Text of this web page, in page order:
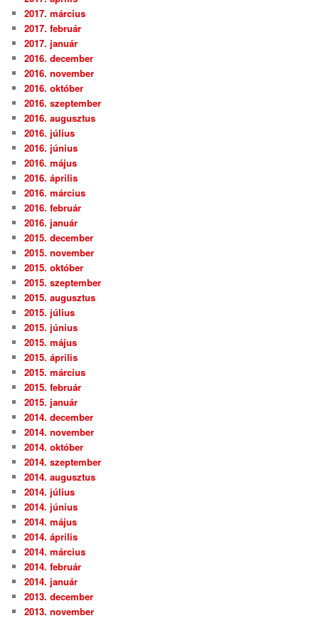
2017. március
2017. február
2017. január
2016. december
2016. november
2016. október
2016. szeptember
2016. augusztus
2016. július
2016. június
2016. május
2016. április
2016. március
2016. február
2016. január
2015. december
2015. november
2015. október
2015. szeptember
2015. augusztus
2015. július
2015. június
2015. május
2015. április
2015. március
2015. február
2015. január
2014. december
2014. november
2014. október
2014. szeptember
2014. augusztus
2014. július
2014. június
2014. május
2014. április
2014. március
2014. február
2014. január
2013. december
2013. november